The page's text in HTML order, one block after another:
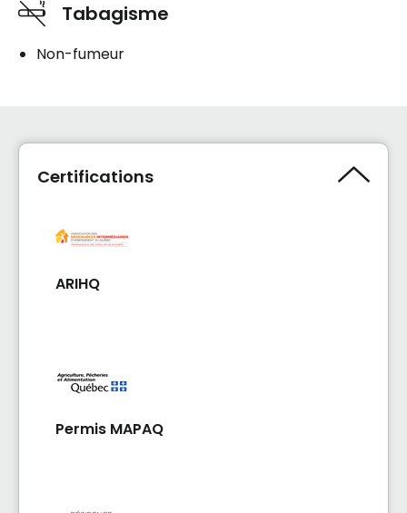
Tabagisme
Non-fumeur
Certifications
ARIHQ
Permis MAPAQ